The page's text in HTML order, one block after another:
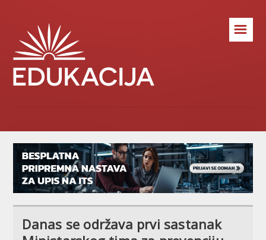
☰
Danas se održava prvi sastanak